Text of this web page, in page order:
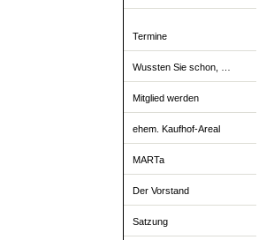
Termine
Wussten Sie schon, …
Mitglied werden
ehem. Kaufhof-Areal
MARTa
Der Vorstand
Satzung